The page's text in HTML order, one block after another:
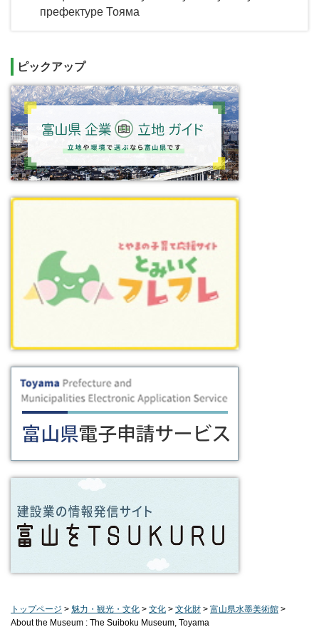
префектуре Тояма
ピックアップ
トップページ > 魅力・観光・文化 > 文化 > 文化財 > 富山県水墨美術館 >
About the Museum : The Suiboku Museum, Toyama